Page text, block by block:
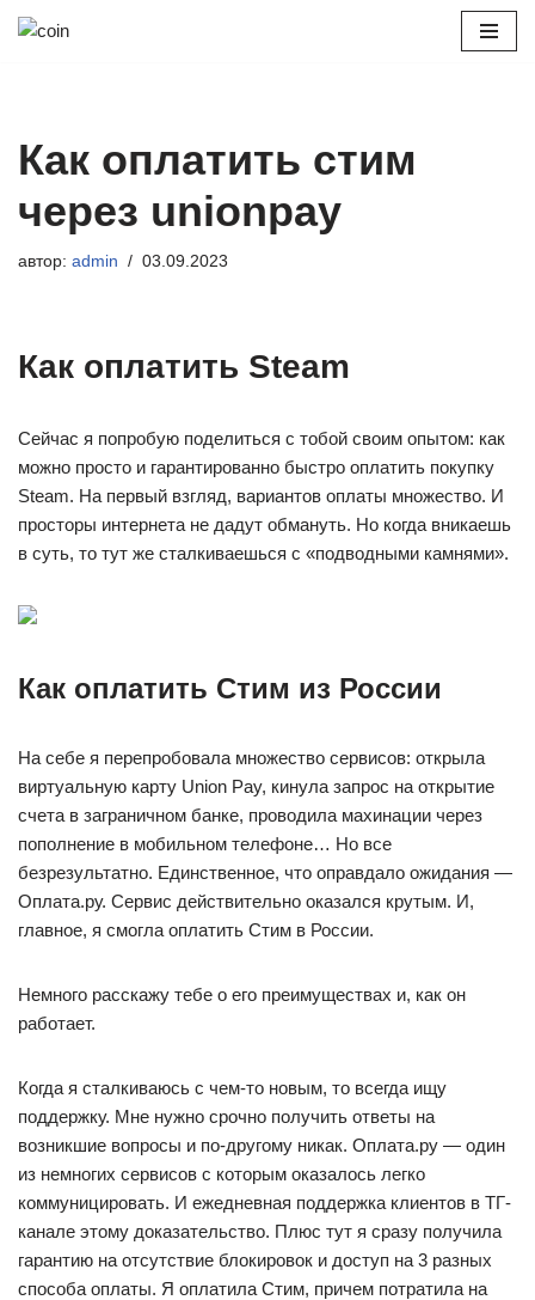
Как оплатить стим
через unionpay
автор: admin 03.09.2023
Как оплатить Steam
Сейчас я попробую поделиться с тобой своим опытом: как
можно просто и гарантированно быстро оплатить покупку
Steam. На первый взгляд, вариантов оплаты множество. И
просторы интернета не дадут обмануть. Но когда вникаешь
в суть, то тут же сталкиваешься с «подводными камнями».
Как оплатить Cтим из России
На себе я перепробовала множество сервисов: открыла
виртуальную карту Union Pay, кинула запрос на открытие
счета в заграничном банке, проводила махинации через
пополнение в мобильном телефоне… Но все
безрезультатно. Единственное, что оправдало ожидания —
Оплата.ру. Сервис действительно оказался крутым. И,
главное, я смогла оплатить Cтим в России.
Немного расскажу тебе о его преимуществах и, как он
работает.
Когда я сталкиваюсь с чем-то новым, то всегда ищу
поддержку. Мне нужно срочно получить ответы на
возникшие вопросы и по-другому никак. Оплата.ру — один
из немногих сервисов с которым оказалось легко
коммуницировать. И ежедневная поддержка клиентов в ТГ-
канале этому доказательство. Плюс тут я сразу получила
гарантию на отсутствие блокировок и доступ на 3 разных
способа оплаты. Я оплатила Cтим, причем потратила на